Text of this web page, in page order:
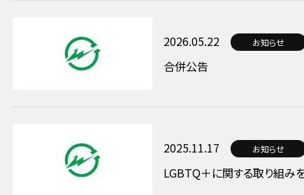
2026.05.22 お知らせ
合併公告
2025.11.17 お知らせ
LGBTQ＋に関する取り組み